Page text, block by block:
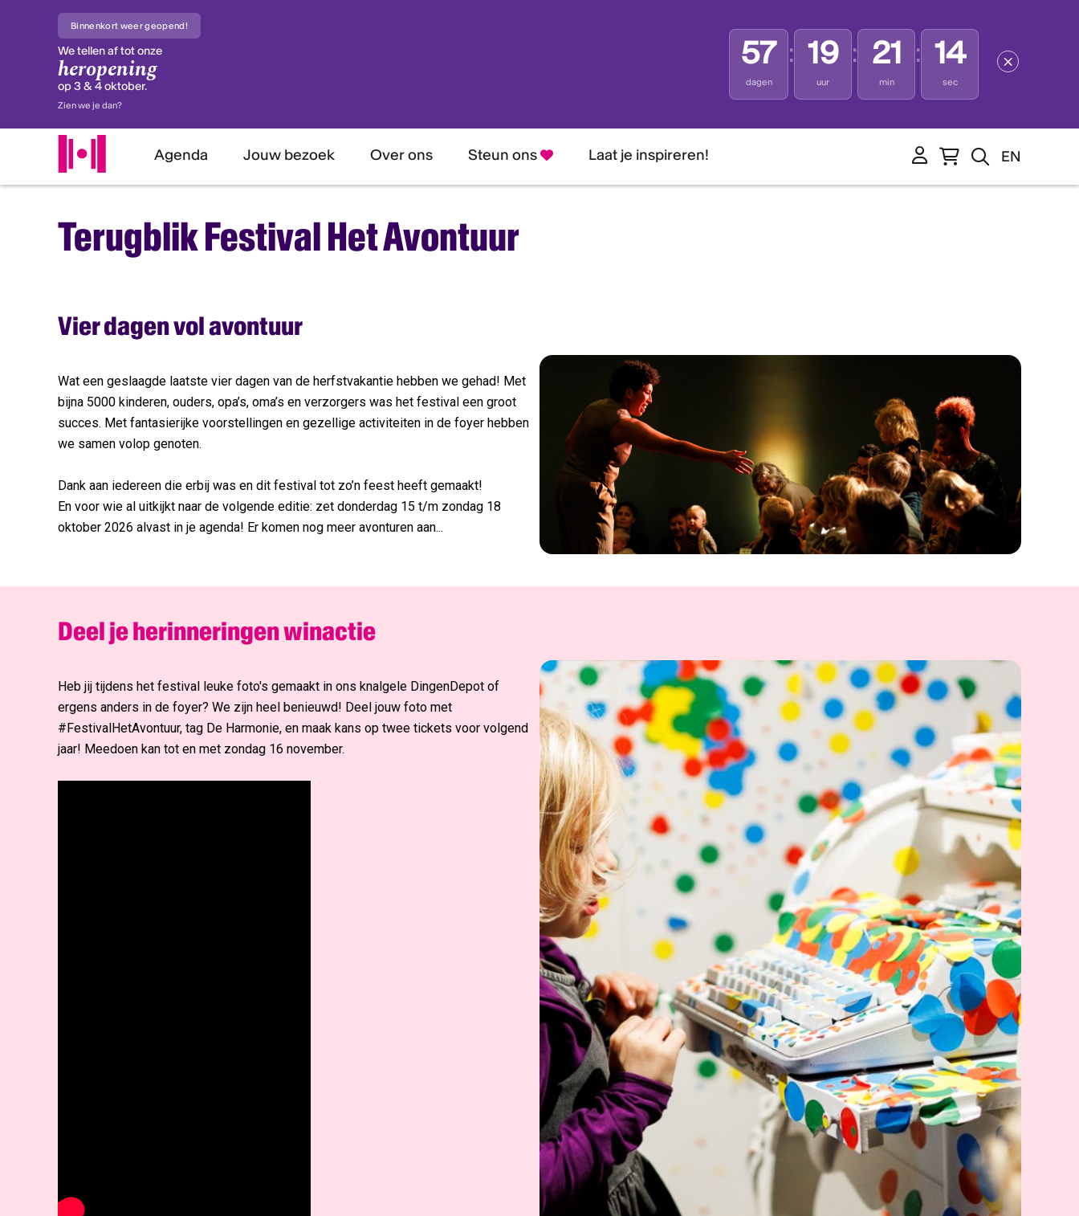
Binnenkort weer geopend!
We tellen af tot onze
heropening
op 3 & 4 oktober.
Zien we je dan?
57
dagen
: 19
uur
: 21
min
: 13
sec
Agenda Jouw bezoek Over ons Steun ons Laat je inspireren! EN
Terugblik Festival Het Avontuur
Vier dagen vol avontuur
Wat een geslaagde laatste vier dagen van de herfstvakantie hebben we gehad! Met
bijna 5000 kinderen, ouders, opa’s, oma’s en verzorgers was het festival een groot
succes. Met fantasierijke voorstellingen en gezellige activiteiten in de foyer hebben
we samen volop genoten.
Dank aan iedereen die erbij was en dit festival tot zo’n feest heeft gemaakt!
En voor wie al uitkijkt naar de volgende editie: zet donderdag 15 t/m zondag 18
oktober 2026 alvast in je agenda! Er komen nog meer avonturen aan...
Deel je herinneringen winactie
Heb jij tijdens het festival leuke foto's gemaakt in ons knalgele DingenDepot of
ergens anders in de foyer? We zijn heel benieuwd! Deel jouw foto met
#FestivalHetAvontuur, tag De Harmonie, en maak kans op twee tickets voor volgend
jaar! Meedoen kan tot en met zondag 16 november.
Voornaam:
Welke nieuwsbrief wil je ontvangen?
Wekelijkse update
Mis niets: het laatste theaternieuws, updates en info over nieuwe kaartverkoop
Harmonie Young update
Een wekelijkse update en tips voor iedereen tussen 12 en 29 jaar.